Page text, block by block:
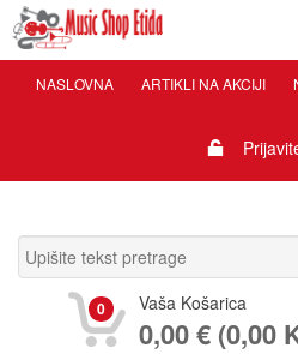
NASLOVNA ARTIKLI NA AKCIJI
0 Vaša Košarica
0,00 € (0,00